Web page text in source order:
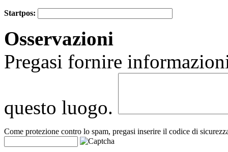
−
Startpos:
Osservazioni
Pregasi fornire
questo luogo.
Come protezione contro lo spam, pregasi inserire il codice di